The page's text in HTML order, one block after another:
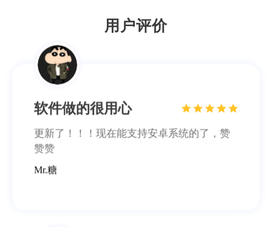
用户评价
软件做的很用心
更新了！！！现在能支持安卓系统的了，赞
赞赞
Mr.糖